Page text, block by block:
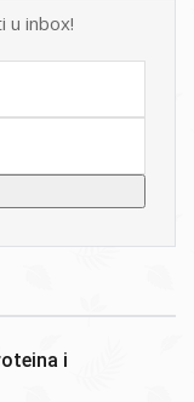
u inbox!
i